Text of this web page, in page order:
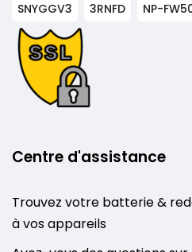
SNYGGV3
3RNFD NP-
Centre d'assistance
Trouvez votre batterie &
à vos appareils